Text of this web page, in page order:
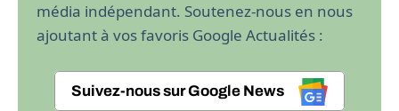
média indépendant. Soutenez-nous en nous
ajoutant à vos favoris Google Actualités :
Suivez-nous sur Google News